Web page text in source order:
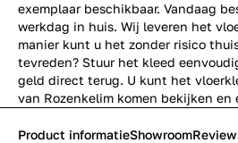
exemplaar beschikbaar. Vandaag
werkdag in huis. Wij leveren het
manier kunt u het zonder risico
tevreden? Stuur het kleed
geld direct terug. U kunt het
van Rozenkelim komen bekijken en
Product informatieShowroom